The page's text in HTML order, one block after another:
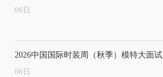
06 日
2026中国国际时装周（秋季）模特大面试
06 日